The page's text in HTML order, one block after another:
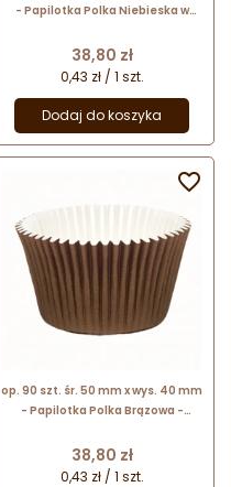
- Papilotka Polka Niebieska w
foremki do babeczek
Cena
38,80 zł
0,43 zł / 1 szt.
Dodaj do koszyka
op. 90 szt. śr. 50 mm x wys. 40 mm
- Papilotka Polka Brązowa -
babeczek
Cena
38,80 zł
0,43 zł / 1 szt.
